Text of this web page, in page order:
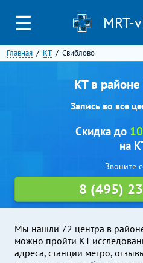
☰ MRT-
Главная КТ Свиблово
КТ в
Запись во все
Мы нашли 72 центра в
можно пройти КТ
адреса, станции метро,
Скидка до
на
Звоните
8 (495)